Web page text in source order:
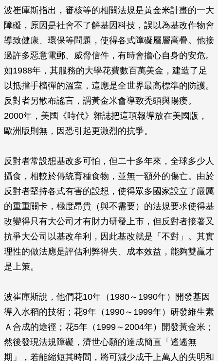
波崔庫斯指出，審核等的相關法規是黃金米計畫的一大
障礙，原因是社會不了解基因科技，誤以為基改作物會
導致健康、環保等問題，使得各式障礙層層高疊。他接
過許多惡意電郵、威脅信件，有時會擔心自身的安危。
如1988年，其服務的大學花費數百萬美金，建造了足
以抵擋手榴彈的溫室，這應是全世界最高標準的防護。
反對者另散布謠言，謂黃金米會導致禿頭與陽痿。
2000年，美國《時代》雜誌把這項報導放在美國版，
歐洲版則無，因恐引起更激烈的抗爭。
反對者常設想基改多可怕，但二十多年來，全球多少人
攝食，相較於傳統育種食物，並無一額外的傷亡。由於
反對者堅持各式有害的設想，使得眾多國家設立了嚴厲
的重重關卡，極度昂貴（與不需要）的法規要求使得基
改變得只有大公司才有財力研發上市，但反對者接著又
抗爭大公司以基改牟利，因此基改就是「不對」。其實
理性的做法應是評估利弊得失、成本效益，能夠雙贏才
是上策。
波崔庫斯說，他們花10年（1980～1990年）開發基因
導入水稻的技術；花9年（1990～1999年）研發維生素
Ａ合成的途徑；花5年（1999～2004年）開發黃金米；
然後發現法規障礙，濟世心願的達成簡直「遙遙無
期」，若能縮短其時間，將可減少成千上萬人的失明和